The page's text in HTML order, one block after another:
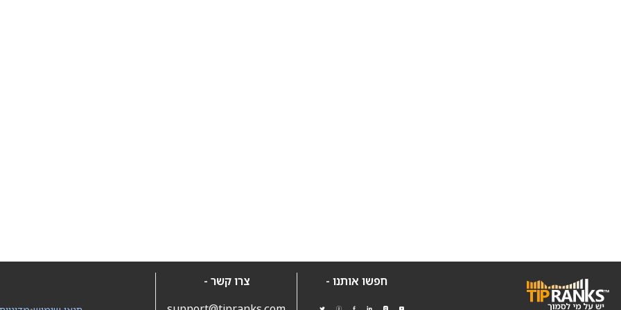
חפשו אותנו -
צרו קשר -